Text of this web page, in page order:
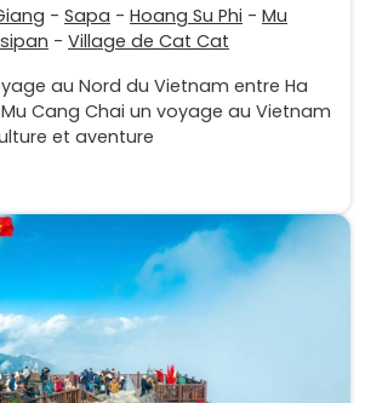
- Sapa - Hoang Su Phi - Mu
- Village de Cat Cat
au Nord du Vietnam entre Ha
Cang Chai un voyage au Vietnam
et aventure